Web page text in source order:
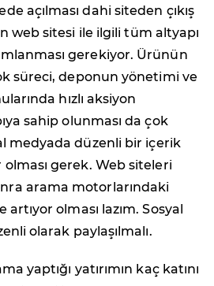
açılması dahi siteden çıkış
web sitesi ile ilgili tüm altyapı
gerekiyor. Ürünün
süreci, deponun yönetimi ve
hızlı aksiyon
sahip olunması da çok
medyada düzenli bir içerik
olması gerek. Web siteleri
arama motorlarındaki
olması lazım. Sosyal
olarak paylaşılmalı.
yaptığı yatırımın kaç katını